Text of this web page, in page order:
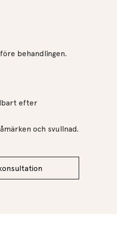
behandlingen.
efter
och svullnad.